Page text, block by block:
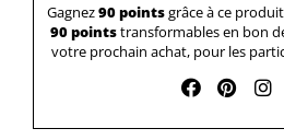
Gagnez90 pointsgrâce à ce
90 pointstransformables en bon
votre prochain achat, pour les